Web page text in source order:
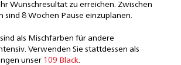
Wunschresultat zu erreichen. Zwischen
sind 8 Wochen Pause einzuplanen.
als Mischfarben für andere
Verwenden Sie stattdessen als
unser 109 Black.